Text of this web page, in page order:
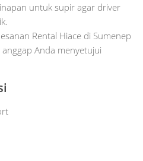
untuk supir agar driver
Rental Hiace di Sumenep
Anda menyetujui